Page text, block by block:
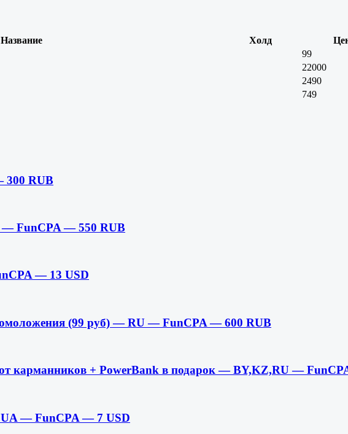
Название Холд
99
22000
2490
749
RUB
— FunCPA — 550 RUB
— 13 USD
(99 руб) — RU — FunCPA — 600 RUB
карманников + PowerBank в подарок — BY,KZ,RU —
UA — FunCPA — 7 USD